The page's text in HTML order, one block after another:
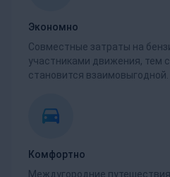
Экономно
Совместные затраты на
участниками движения, тем
становится взаимовыгодной.
Комфортно
Междугородние